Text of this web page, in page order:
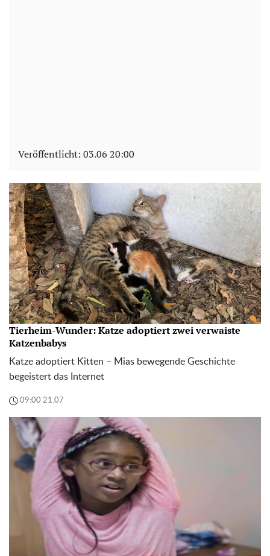
Veröffentlicht: 03.06 20:00
Tierheim-Wunder: Katze adoptiert zwei verwaiste
Katzenbabys
Katze adoptiert Kitten – Mias bewegende Geschichte
begeistert das Internet
09:00 21.07